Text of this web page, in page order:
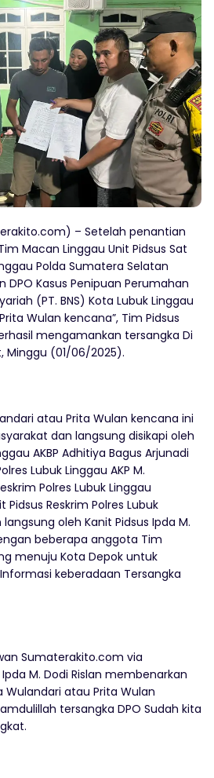
– Setelah penantian
Macan Linggau Unit Pidsus Sat
Polda Sumatera Selatan
Kasus Penipuan Perumahan
(PT. BNS) Kota Lubuk Linggau
Wulan kencana”, Tim Pidsus
mengamankan tersangka Di
Minggu (01/06/2025).
atau Prita Wulan kencana ini
dan langsung disikapi oleh
AKBP Adhitiya Bagus Arjunadi
Lubuk Linggau AKP M.
Polres Lubuk Linggau
Reskrim Polres Lubuk
oleh Kanit Pidsus Ipda M.
beberapa anggota Tim
menuju Kota Depok untuk
keberadaan Tersangka
Sumaterakito.com via
M. Dodi Rislan membenarkan
Wulandari atau Prita Wulan
tersangka DPO Sudah kita